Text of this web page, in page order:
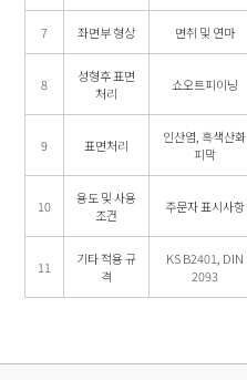
7 좌면부 형상 면취 및 연마
8
성형후 표면
처리
쇼오트피이닝
9 표면처리
인산염, 흑색산화
피막
10
용도 및 사용
조건
주문자 표시사항
11
기타 적용 규
격
KS B2401, DIN
2093